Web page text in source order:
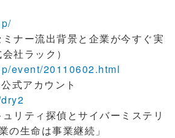
ナー流出背景と企業が今すぐ実
社ラック）
event/20110602.html
式アカウント
リティ探偵とサイバーミステリ
生命は事業継続」